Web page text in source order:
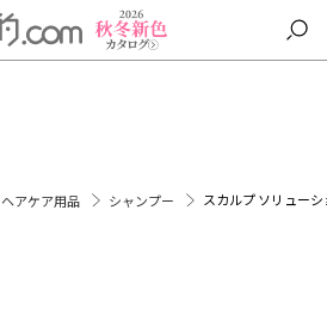
ヘアケア用品 シャンプー スカルプ ソリュー